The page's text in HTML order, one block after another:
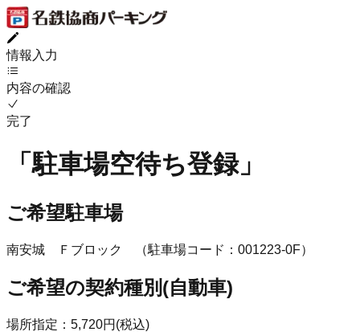
情報入力
内容の確認
完了
「駐車場空待ち登録」
ご希望駐車場
南安城 Ｆブロック （駐車場コード： 001223-0F）
ご希望の契約種別(自動車)
場所指定 ： 5,720円(税込)